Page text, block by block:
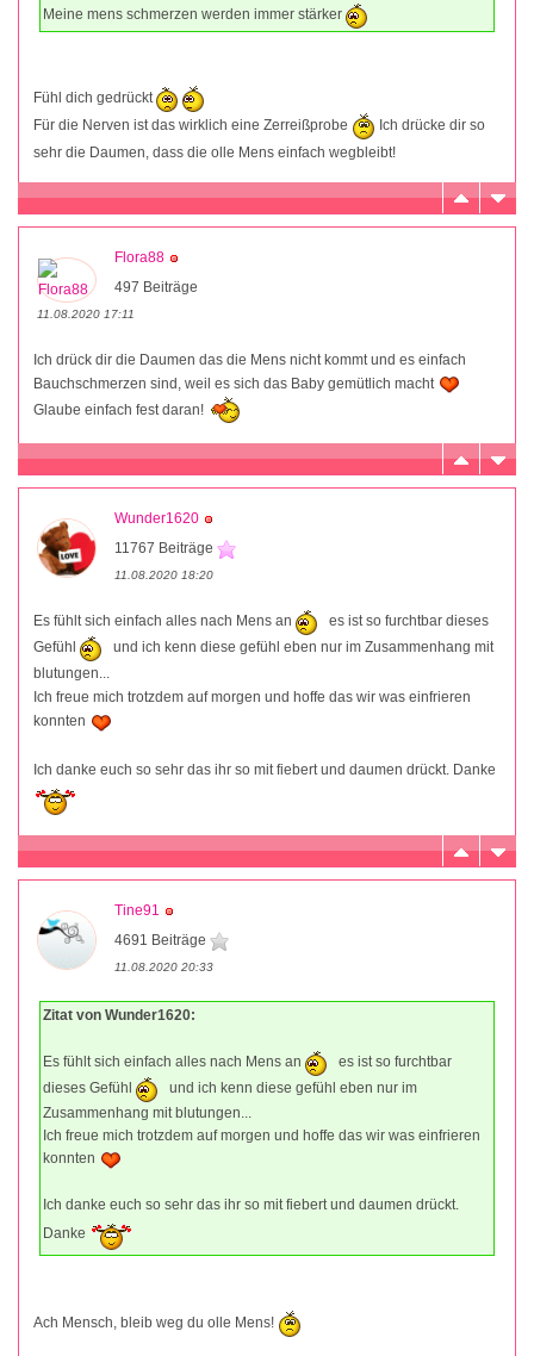
Meine mens schmerzen werden immer stärker
Fühl dich gedrückt
Für die Nerven ist das wirklich eine Zerreißprobe
Ich drücke dir so
sehr die Daumen, dass die olle Mens einfach wegbleibt!
Flora88
497 Beiträge
11.08.2020 17:11
Ich drück dir die Daumen das die Mens nicht kommt und es einfach
Bauchschmerzen sind, weil es sich das Baby gemütlich macht
Glaube einfach fest daran!
Wunder1620
11767 Beiträge
11.08.2020 18:20
Es fühlt sich einfach alles nach Mens an
es ist so furchtbar dieses
Gefühl
und ich kenn diese gefühl eben nur im Zusammenhang mit
blutungen...
Ich freue mich trotzdem auf morgen und hoffe das wir was einfrieren
konnten
Ich danke euch so sehr das ihr so mit fiebert und daumen drückt. Danke
Tine91
4691 Beiträge
11.08.2020 20:33
Zitat von Wunder1620:
Es fühlt sich einfach alles nach Mens an
es ist so furchtbar
dieses Gefühl
und ich kenn diese gefühl eben nur im
Zusammenhang mit blutungen...
Ich freue mich trotzdem auf morgen und hoffe das wir was einfrieren
konnten
Ich danke euch so sehr das ihr so mit fiebert und daumen drückt.
Danke
Ach Mensch, bleib weg du olle Mens!